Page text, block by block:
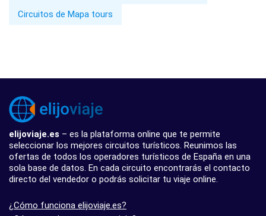
Circuitos de Mapa tours
elijoviaje.es – es la plataforma online que te permite
seleccionar los mejores circuitos turísticos. Reunimos las
ofertas de todos los operadores turísticos de España en una
sola base de datos. En cada circuito encontrarás el contacto
directo del vendedor o podrás solicitar tu viaje online.
¿Cómo funciona elijoviaje.es?